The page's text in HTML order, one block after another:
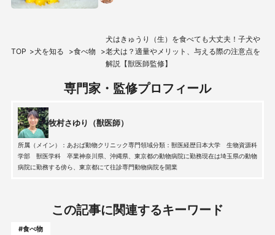
TOP 犬を知る 食べ物
犬はきゅうり（生）を食べても大丈夫！子犬や
老犬は？適量やメリット、与える際の注意点を
解説【獣医師監修】
専門家・監修プロフィール
牧村さゆり（獣医師）
所属（メイン）：あおば動物クリニック専門領域分類：獣医経歴日本大学 生物資源科
学部 獣医学科 卒業神奈川県、沖縄県、東京都の動物病院に勤務現在は埼玉県の動物
病院に勤務する傍ら、東京都にて往診専門動物病院を開業
この記事に関連するキーワード
#食べ物